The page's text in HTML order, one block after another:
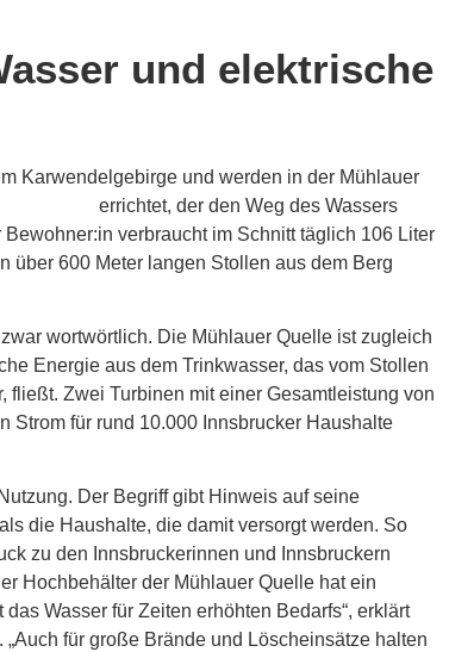
und elektrische
Karwendelgebirge und werden in der Mühlauer
errichtet, der den Weg des Wassers
verbraucht im Schnitt täglich 106 Liter
über 600 Meter langen Stollen aus dem Berg
wortwörtlich. Die Mühlauer Quelle ist zugleich
Energie aus dem Trinkwasser, das vom Stollen
Zwei Turbinen mit einer Gesamtleistung von
Strom für rund 10.000 Innsbrucker Haushalte
Der Begriff gibt Hinweis auf seine
die Haushalte, die damit versorgt werden. So
zu den Innsbruckerinnen und Innsbruckern
Hochbehälter der Mühlauer Quelle hat ein
Wasser für Zeiten erhöhten Bedarfs“, erklärt
für große Brände und Löscheinsätze halten